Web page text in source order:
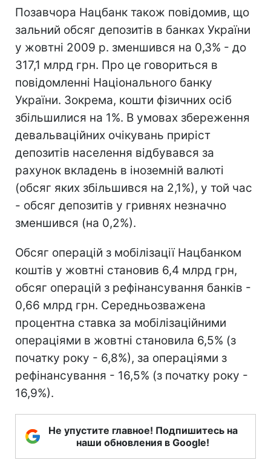
Позавчора Нацбанк також повідомив, що
зальний обсяг депозитів в банках України
у жовтні 2009 р. зменшився на 0,3% - до
317,1 млрд грн. Про це говориться в
повідомленні Національного банку
України. Зокрема, кошти фізичних осіб
збільшилися на 1%. В умовах збереження
девальваційних очікувань приріст
депозитів населення відбувався за
рахунок вкладень в іноземній валюті
(обсяг яких збільшився на 2,1%), у той час
- обсяг депозитів у гривнях незначно
зменшився (на 0,2%).
Обсяг операцій з мобілізації Нацбанком
коштів у жовтні становив 6,4 млрд грн,
обсяг операцій з рефінансування банків -
0,66 млрд грн. Середньозважена
процентна ставка за мобілізаційними
операціями в жовтні становила 6,5% (з
початку року - 6,8%), за операціями з
рефінансування - 16,5% (з початку року -
16,9%).
Не упустите главное! Подпишитесь на
наши обновления в Google!